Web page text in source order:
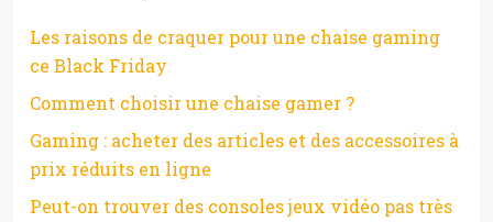
Les raisons de craquer pour une chaise gaming
ce Black Friday
Comment choisir une chaise gamer ?
Gaming : acheter des articles et des accessoires à
prix réduits en ligne
Peut-on trouver des consoles jeux vidéo pas très